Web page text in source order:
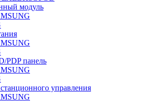
модуль
PDP панель
управления